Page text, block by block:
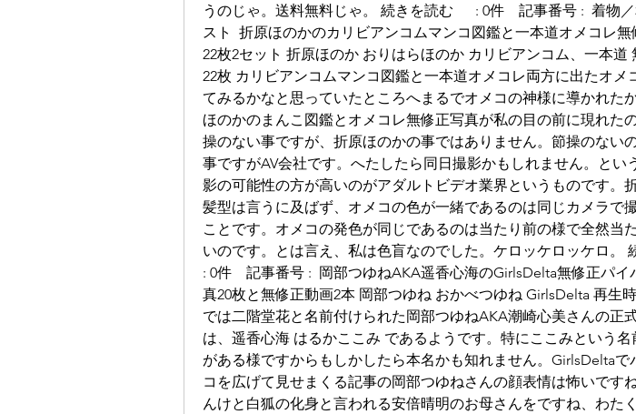
うのじゃ。送料無料じゃ。 続きを読む 　 : 0件　記事番号 :  着物
スト  折原ほのかのカリビアンコムマンコ図鑑と一本道オメコレ
22枚2セット 折原ほのか おりはらほのか カリビアンコム、一本道
22枚 カリビアンコムマンコ図鑑と一本道オメコレ両方に出たオメ
てみるかなと思っていたところへまるでオメコの神様に導かれた
ほのかのまんこ図鑑とオメコレ無修正写真が私の目の前に現れた
操のない事ですが、折原ほのかの事ではありません。節操のない
事ですがAV会社です。へたしたら同日撮影かもしれません。とい
影の可能性の方が高いのがアダルトビデオ業界というものです。
髪型は言うに及ばず、オメコの色が一緒であるのは同じカメラで
ことです。オメコの発色が同じであるのは当たり前の様で全然当
いのです。とは言え、私は色盲なのでした。ケロッケロッケロ
: 0件　記事番号 :  岡部つゆねAKA遥香心海のGirlsDelta無修正パイ
真20枚と無修正動画2本 岡部つゆね おかべつゆね GirlsDelta 再生
では二階堂花と名前付けられた岡部つゆねAKA潮崎心美さんの正
は、遥香心海 はるかここみ であるようです。特にここみという名
がある様ですからもしかしたら本名かも知れません。GirlsDeltaで
コを広げて見せまくる記事の岡部つゆねさんの顔表情は怖いです
んけと白狐の化身と言われる安倍晴明のお母さんをですね、わた